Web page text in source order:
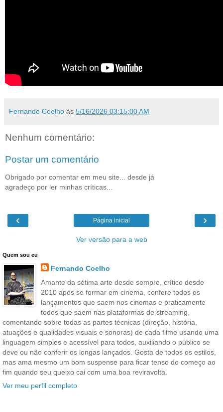
Fernando Coelho às 5/16/2026 03:15:00 AM
Nenhum comentário:
Postar um comentário
Obrigado por comentar em meu site... desde já
agradeço por ler minhas críticas...
‹ ›
Página inicial
Ver versão para a web
Quem sou eu
Fernando Coelho
Amante da sétima arte desde sempre, crítico desde
2010 após se formar em cinema, confere todos os
lançamentos que saem nos cinemas e praticamente
todos que saem nas plataformas de streaming,
comentando sobre todas as partes técnicas (direção, história,
atuações e qualidades visuais e sonoras) de cada filme usando uma
linguagem simples e acessível para todos, auxiliando o público se
deve ou não conferir os longas lançados. Gosta de todos os estilos,
mas ama mesmo um bom suspense para ficar tenso do começo ao
fim quando seu queixo cai com uma boa reviravolta.
Ver meu perfil completo